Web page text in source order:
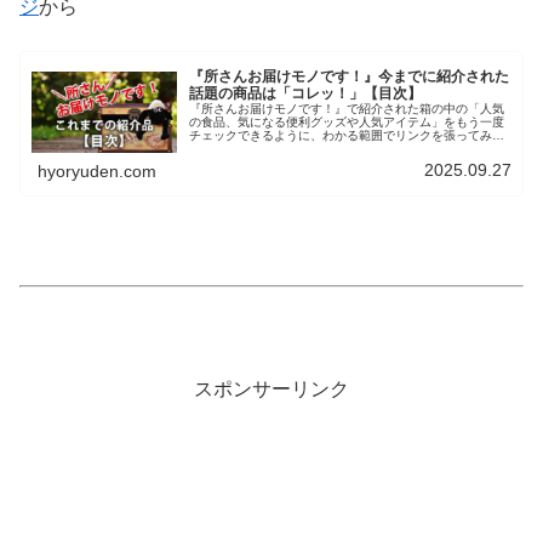
ジから
『所さんお届けモノです！』今までに紹介された
話題の商品は「コレッ！」【目次】
『所さんお届けモノです！』で紹介された箱の中の「人気
の食品、気になる便利グッズや人気アイテム」をもう一度
チェックできるように、わかる範囲でリンクを張ってみま
hyoryuden.com 2025.09.27
スポンサーリンク